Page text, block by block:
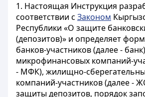
1. Настоящая Инструкция
соответствии с Законом
Республики «О защите
(депозитов)» и определяет
банков-участников (далее -
микрофинансовых компаний-
- МФК), жилищно-
компаний-участников (далее -
защиты депозитов, порядок